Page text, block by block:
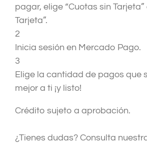
pagar, elige “Cuotas sin Tarjeta”
Tarjeta”.
2
Inicia sesión en Mercado Pago.
3
Elige la cantidad de pagos que
mejor a ti ¡y listo!
Crédito sujeto a aprobación.
¿Tienes dudas? Consulta